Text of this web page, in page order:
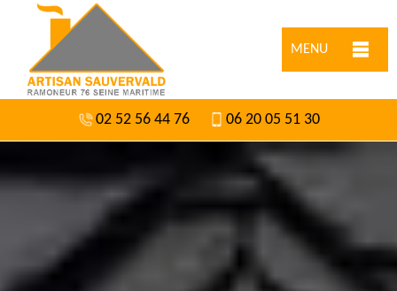
MENU
02 52 56 44 76 06 20 05 51 30